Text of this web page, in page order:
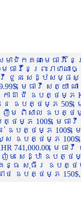
ជិកគណៈមេធាវី
មេធាវីនៃព្រះរា
េធាវី ជួន សេដ្ឋស
មេធាវី សត្យា ណ
កាដា ជី ឧបត្ថម្ភ
ែន ឧបត្ថម្ភ 50$,
វី ញឹម ពិសាល ឧបត្ថ
ត្ថម្ភ 100$, មេ
ន់ ឧបត្ថម្ភ
ស ឧបត្ថម្ភ
741,000.00, មេ
ម សេដ្ឋា ឧបត្ថ
ធ សុធីរ ឧបត្ថម្ភ
ាថ ឧបត្ថម្ភ 150$,